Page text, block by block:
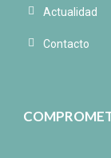
Actualidad
Contacto